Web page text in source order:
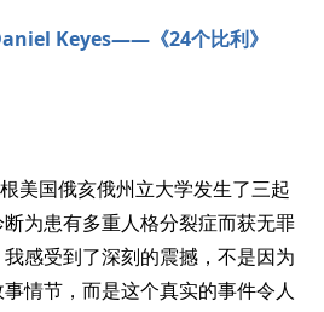
Keyes——《24个比利》
美国俄亥俄州立大学发生了三起
为患有多重人格分裂症而获无罪
感受到了深刻的震撼，不是因为
情节，而是这个真实的事件令人